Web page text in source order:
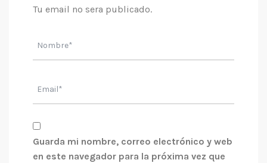
Tu email no sera publicado.
Guarda mi nombre, correo electrónico y web
en este navegador para la próxima vez que